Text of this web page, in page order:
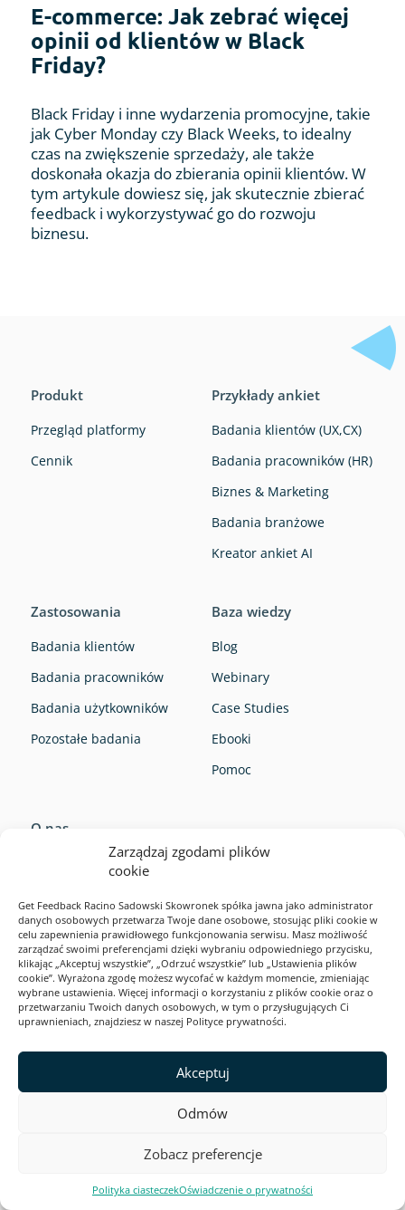
Zarządzaj zgodami plików
cookie
Get Feedback Racino Sadowski Skowronek spółka jawna jako administrator
danych osobowych przetwarza Twoje dane osobowe, stosując pliki cookie w
celu zapewnienia prawidłowego funkcjonowania serwisu. Masz możliwość
zarządzać swoimi preferencjami dzięki wybraniu odpowiedniego przycisku,
klikając „Akceptuj wszystkie”, „Odrzuć wszystkie” lub „Ustawienia plików
cookie”. Wyrażona zgodę możesz wycofać w każdym momencie, zmieniając
wybrane ustawienia. Więcej informacji o korzystaniu z plików cookie oraz o
przetwarzaniu Twoich danych osobowych, w tym o przysługujących Ci
uprawnieniach, znajdziesz w naszej Polityce prywatności.
Akceptuj
Odmów
Zobacz preferencje
Polityka ciasteczekOświadczenie o prywatności
E-commerce: Jak zebrać więcej
opinii od klientów w Black
Friday?
Black Friday i inne wydarzenia promocyjne, takie
jak Cyber Monday czy Black Weeks, to idealny
czas na zwiększenie sprzedaży, ale także
doskonała okazja do zbierania opinii klientów. W
tym artykule dowiesz się, jak skutecznie zbierać
feedback i wykorzystywać go do rozwoju
biznesu.
Produkt
Przegląd platformy
Cennik
Przykłady ankiet
Badania klientów (UX,CX)
Badania pracowników (HR)
Biznes & Marketing
Badania branżowe
Kreator ankiet AI
Zastosowania
Badania klientów
Badania pracowników
Badania użytkowników
Pozostałe badania
Baza wiedzy
Blog
Webinary
Case Studies
Ebooki
Pomoc
O nas
Program partnerski
Deklaracja dostępności
Gwarancja jakości i bezpieczeństwa:
Polityka prywatności